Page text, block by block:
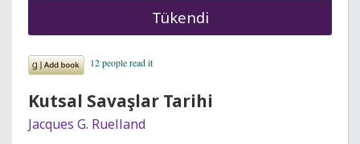
Tükendi
Kutsal Savaşlar Tarihi
Jacques G. Ruelland